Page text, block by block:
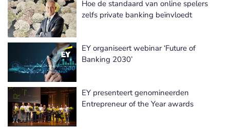
Hoe de standaard van online spelers
zelfs private banking beïnvloedt
EY organiseert webinar ‘Future of
Banking 2030’
EY presenteert genomineerden
Entrepreneur of the Year awards